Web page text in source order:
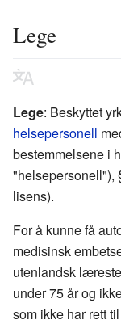
Lege
Lege: Beskyttet
helsepersonell
bestemmelsene i
"helsepersonell"),
lisens).
For å kunne få
medisinsk
utenlandsk
under 75 år og
som ikke har rett